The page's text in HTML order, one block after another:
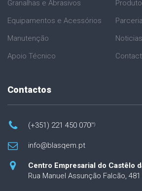
Granalhas e Abrasivos
Equipamentos e Acessórios
Manutenção
Apoio Técnico
Noticias
Contactos
(+351) 221 450 070(*)
info@blasqem.pt
Centro Empresarial do Castêlo
Rua Manuel Assunção Falcão, 481